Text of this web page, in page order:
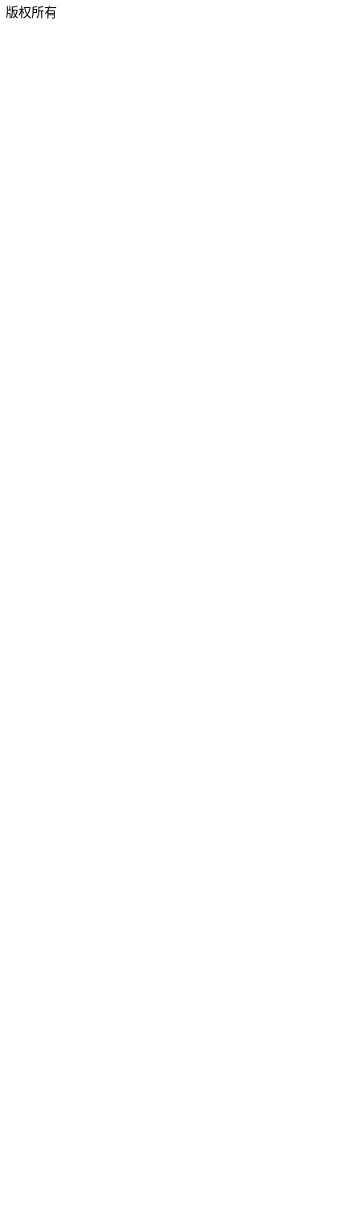
© 2026 TransChar. 版权所有 © {year} {siteName}